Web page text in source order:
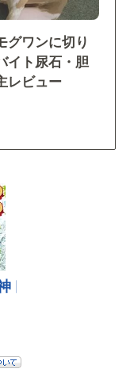
グワンに切り
イト尿石・胆
レビュー